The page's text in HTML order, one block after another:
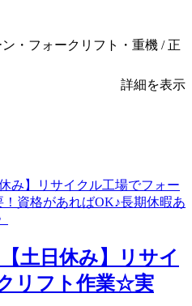
・フォークリフト・重機 / 正
詳細を表示
【土日休み】リサイ
リフト作業☆実